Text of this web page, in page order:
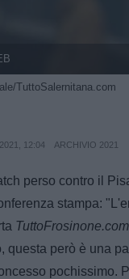
TuttoSalernitana.com
12:04 ARCHIVIO 2021
perso contro il
stampa:
TuttoFrosinone.com
questa però è una
pochissimo.